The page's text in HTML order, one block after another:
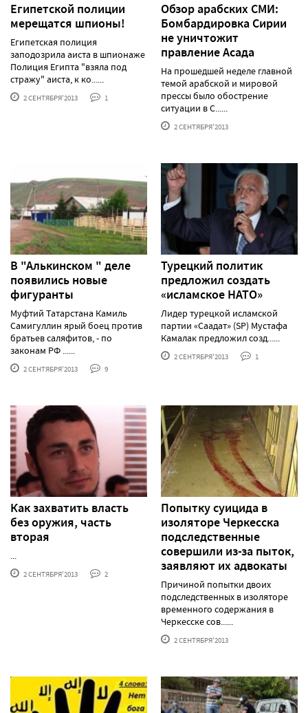
Египетской полиции
мерещатся шпионы!
Египетская полиция
заподозрила аиста в шпионаже
Полиция Египта "взяла под
стражу" аиста, к ко......
2 СЕНТЯБРЯ'2013 1
Обзор арабских СМИ:
Бомбардировка Сирии
не уничтожит
правление Асада
На прошедшей неделе главной
темой арабской и мировой
прессы было обострение
ситуации в С......
2 СЕНТЯБРЯ'2013
В "Алькинском " деле
появились новые
фигуранты
Муфтий Татарстана Камиль
Самигуллин ярый боец против
братьев саляфитов, - по
законам РФ ......
2 СЕНТЯБРЯ'2013 9
Турецкий политик
предложил создать
«исламское НАТО»
Лидер турецкой исламской
партии «Саадат» (SP) Мустафа
Камалак предложил созд......
2 СЕНТЯБРЯ'2013 1
Как захватить власть
без оружия, часть
вторая
2 СЕНТЯБРЯ'2013 2
Попытку суицида в
изоляторе Черкесска
подследственные
совершили из-за пыток,
заявляют их адвокаты
Причиной попытки двоих
подследственных в изоляторе
временного содержания в
Черкесске сов......
2 СЕНТЯБРЯ'2013